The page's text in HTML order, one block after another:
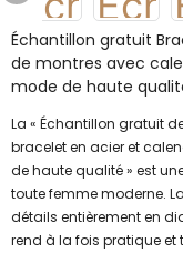
Échantillon gratuit
de montres avec
mode de haute
La « Échantillon gratuit
bracelet en acier et
de haute qualité » est
toute femme moderne.
détails entièrement en
rend à la fois pratique